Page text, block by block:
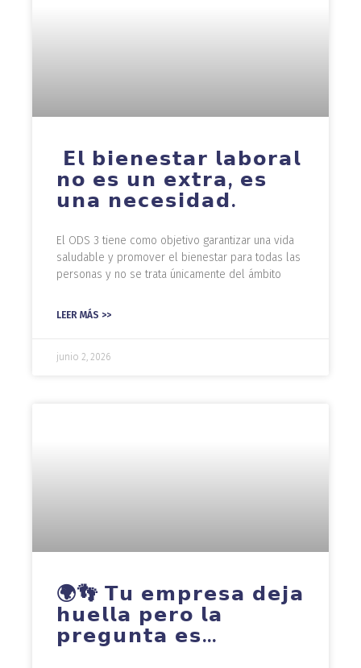
𝗘𝗹 𝗯𝗶𝗲𝗻𝗲𝘀𝘁𝗮𝗿 𝗹𝗮𝗯𝗼𝗿𝗮𝗹
𝗻𝗼 𝗲𝘀 𝘂𝗻 𝗲𝘅𝘁𝗿𝗮, 𝗲𝘀
𝘂𝗻𝗮 𝗻𝗲𝗰𝗲𝘀𝗶𝗱𝗮𝗱.
El ODS 3 tiene como objetivo garantizar una vida
saludable y promover el bienestar para todas las
personas y no se trata únicamente del ámbito
LEER MÁS >>
junio 2, 2026
🌍👣 𝗧𝘂 𝗲𝗺𝗽𝗿𝗲𝘀𝗮 𝗱𝗲𝗷𝗮
𝗵𝘂𝗲𝗹𝗹𝗮 𝗽𝗲𝗿𝗼 𝗹𝗮
𝗽𝗿𝗲𝗴𝘂𝗻𝘁𝗮 𝗲𝘀…